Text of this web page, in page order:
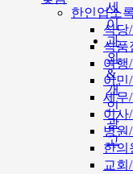
한인업소
식당
식품
여행
이민
세무/
이사
병원
한의
교회
세
이
과
외
&
개
인
광
고